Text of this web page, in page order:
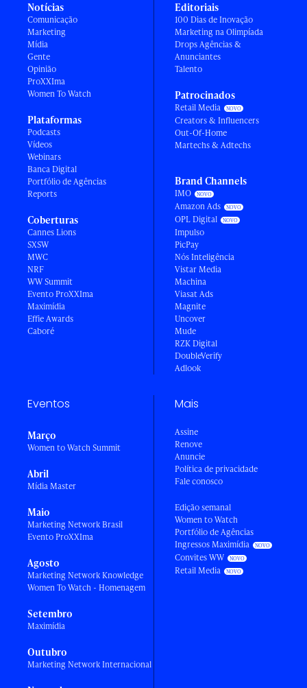
Notícias
Comunicação
Marketing
Mídia
Gente
Opinião
ProXXIma
Women To Watch
Plataformas
Podcasts
Vídeos
Webinars
Banca Digital
Portfólio de Agências
Reports
Coberturas
Cannes Lions
SXSW
MWC
NRF
WW Summit
Evento ProXXIma
Maximídia
Effie Awards
Caboré
Editoriais
100 Dias de Inovação
Marketing na Olimpíada
Drops Agências &
Anunciantes
Talento
Patrocinados
Retail Media
Creators & Influencers
Out-Of-Home
Martechs & Adtechs
Brand Channels
IMO
Amazon Ads
OPL Digital
Impulso
PicPay
Nós Inteligência
Vistar Media
Machina
Viasat Ads
Magnite
Uncover
Mude
RZK Digital
DoubleVerify
Adlook
Eventos
Março
Women to Watch Summit
Abril
Mídia Master
Maio
Marketing Network Brasil
Evento ProXXIma
Agosto
Marketing Network Knowledge
Women To Watch - Homenagem
Setembro
Maximídia
Outubro
Marketing Network Internacional
Mais
Assine
Renove
Anuncie
Política de privacidade
Fale conosco
Edição semanal
Women to Watch
Portfólio de Agências
Ingressos Maximídia
Convites WW
Retail Media